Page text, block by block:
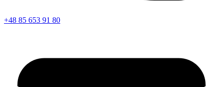
+48 85 653 91 80